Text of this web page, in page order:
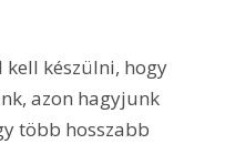
készülni, hogy
azon hagyjunk
több hosszabb